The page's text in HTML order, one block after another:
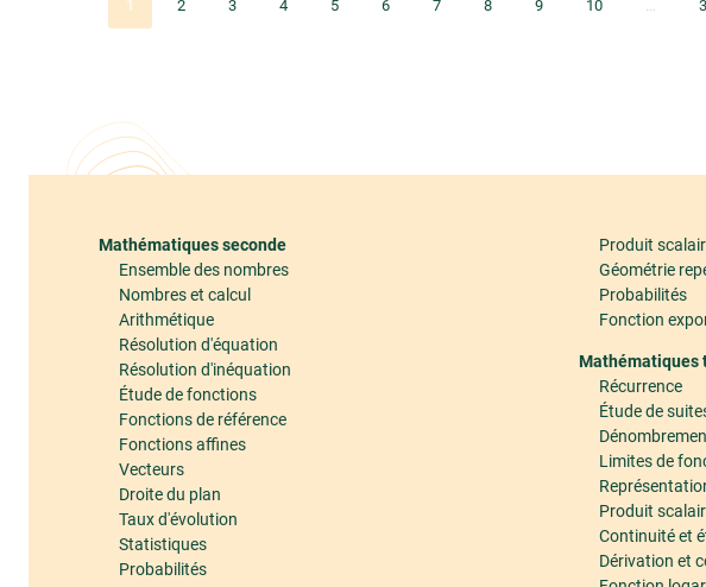
1 (actuel)
2 3 4 5 6 7 8 9 10 …
Mathématiques seconde
Ensemble des nombres
Nombres et calcul
Arithmétique
Résolution d'équation
Résolution d'inéquation
Étude de fonctions
Fonctions de référence
Fonctions affines
Vecteurs
Droite du plan
Taux d'évolution
Statistiques
Probabilités
Produit
Géométrie
Probabilités
Fonction
Mathématiques
Récurrence
Étude de
Limites de
Produit
Continuité et
Dérivation et